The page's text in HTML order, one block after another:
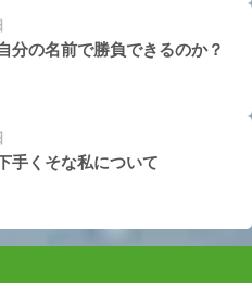
分の名前で勝負できるのか？
手くそな私について